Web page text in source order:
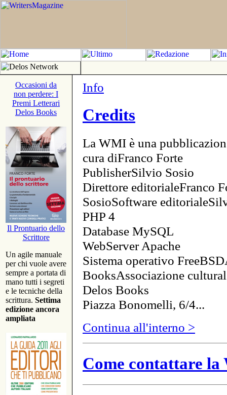
Occasioni da
non perdere: I
Premi Letterari
Delos Books
Il Prontuario dello
Scrittore
Un agile manuale
per chi vuole avere
sempre a portata di
mano tutti i segreti
e le tecniche della
scrittura. Settima
edizione ancora
ampliata
Info
Credits
La WMI è una
cura diFranco Forte
PublisherSilvio Sosio
Direttore editorialeFranco
SosioSoftware
PHP 4
Database MySQL
WebServer Apache
Sistema operativo
BooksAssociazione
Delos Books
Piazza Bonomelli, 6/4...
Continua all'interno >
Come contattare